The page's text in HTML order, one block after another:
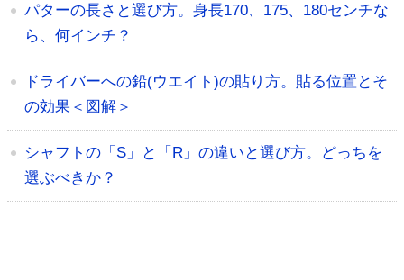
パターの長さと選び方。身長170、175、180センチな
ら、何インチ？
ドライバーへの鉛(ウエイト)の貼り方。貼る位置とそ
の効果＜図解＞
シャフトの「S」と「R」の違いと選び方。どっちを
選ぶべきか？